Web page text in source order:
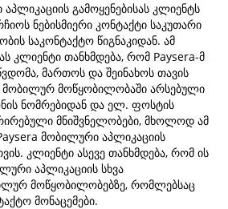
გამოყენებისას კლიენტს
ნებისმიერი კონტაქტი საკუთარი
საკონტაქტო წიგნაკიდან. ამ
კლიენტი თანხმდება, რომ Paysera-მ
მართოს და შეინახოს თავის
მობილურ მოწყობილობაში არსებული
ნომრებიდან და ელ. ფოსტის
მნიშვნელობები, მხოლოდ ამ
მობილური აპლიკაციის
კლიენტი ასევე თანხმდება, რომ ის
აპლიკაციის სხვა
მოწყობილობებზე, რომლებსაც
მონაცემები.